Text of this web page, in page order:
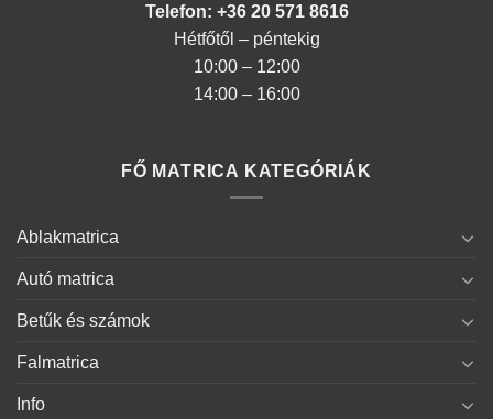
Telefon: +36 20 571 8616
Hétfőtől – péntekig
10:00 – 12:00
14:00 – 16:00
FŐ MATRICA KATEGÓRIÁK
Ablakmatrica
Autó matrica
Betűk és számok
Falmatrica
Info